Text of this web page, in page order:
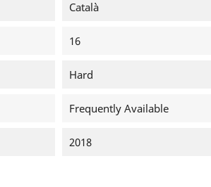
Català
16
Hard
Frequently Available
2018